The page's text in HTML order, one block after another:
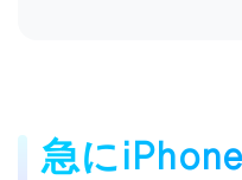
急に